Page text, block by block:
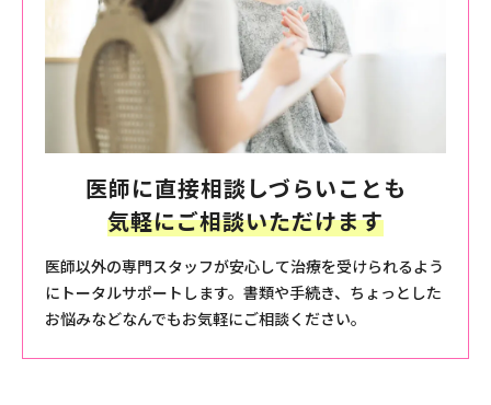
医師に直接相談しづらいことも
気軽にご相談いただけます
医師以外の専門スタッフが安心して治療を受けられるよう
にトータルサポートします。書類や手続き、ちょっとした
お悩みなどなんでもお気軽にご相談ください。